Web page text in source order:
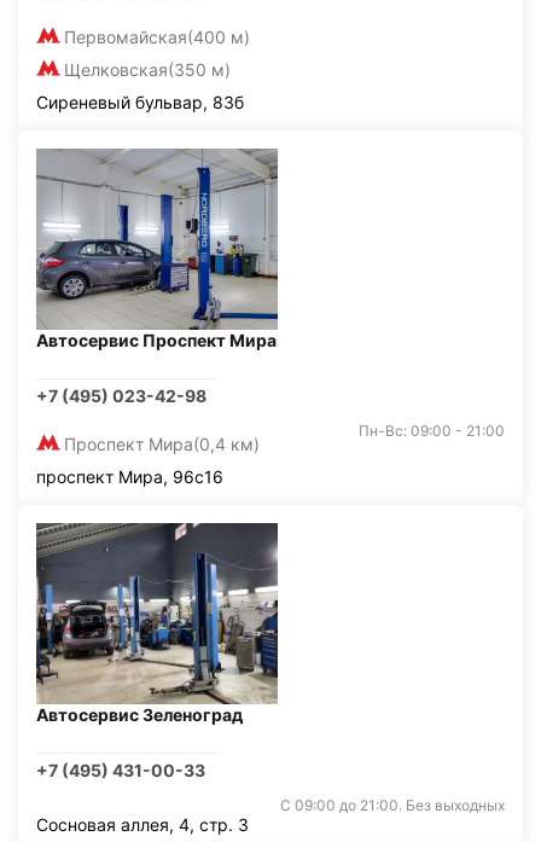
Первомайская(400 м)
Щелковская(350 м)
Сиреневый бульвар, 83б
Автосервис Проспект Мира
+7 (495) 023-42-98
Проспект Мира(0,4 км)
Пн-Вс: 09:00 - 21:00
проспект Мира, 96с16
Автосервис Зеленоград
+7 (495) 431-00-33
С 09:00 до 21:00. Без выходных
Сосновая аллея, 4, стр. 3